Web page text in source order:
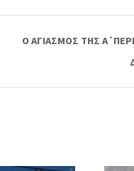
Ο ΑΓΙΑΣΜΟΣ ΤΗΣ